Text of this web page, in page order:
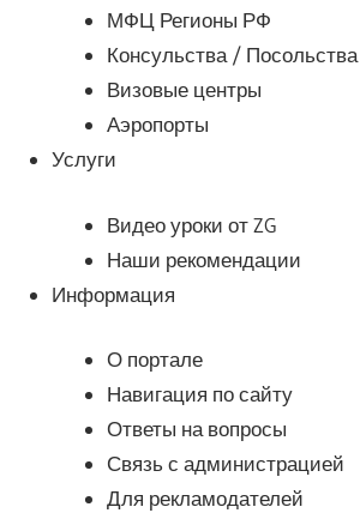
МФЦ Регионы РФ
Консульства / Посольства
Визовые центры
Аэропорты
Услуги
Видео уроки от ZG
Наши рекомендации
Информация
О портале
Навигация по сайту
Ответы на вопросы
Связь с администрацией
Для рекламодателей